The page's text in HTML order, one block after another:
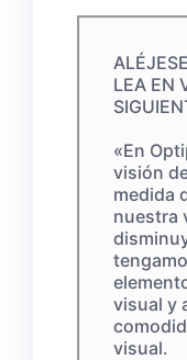
LEA EN
«En
visión
medida
nuestra
visual y
visual.